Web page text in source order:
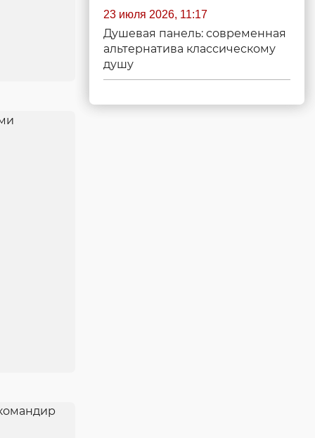
23 июля 2026, 11:17
Душевая панель: современная
альтернатива классическому
душу